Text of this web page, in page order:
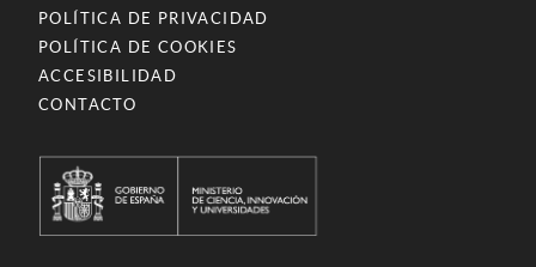
POLÍTICA DE PRIVACIDAD
POLÍTICA DE COOKIES
ACCESIBILIDAD
CONTACTO